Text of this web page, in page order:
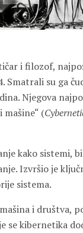
i filozof,
Smatrali su ga
Njegova
(
kako sistemi,
Izvršio je
sistema.
i društva,
se kibernetika